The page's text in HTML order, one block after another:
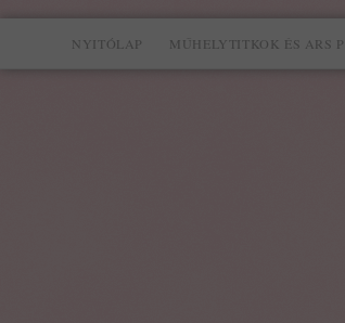
NYITÓLAP MŰHELYTITKOK ÉS ARS